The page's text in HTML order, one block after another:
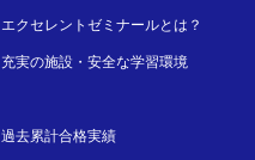
エクセレントゼミナールとは？
充実の施設・安全な学習環境
過去累計合格実績